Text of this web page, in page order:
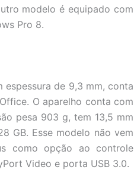
modelo é equipado com
Pro 8.
de 9,3 mm, conta
O aparelho conta com
pesa 903 g, tem 13,5 mm
GB. Esse modelo não vem
como opção ao controle
Video e porta USB 3.0.